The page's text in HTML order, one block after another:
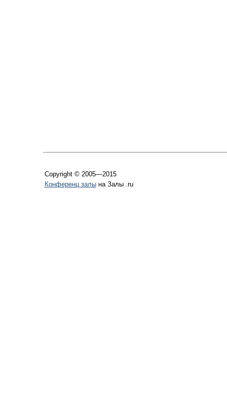
Copyright © 2005—2015
Конференц залына Залы .ru